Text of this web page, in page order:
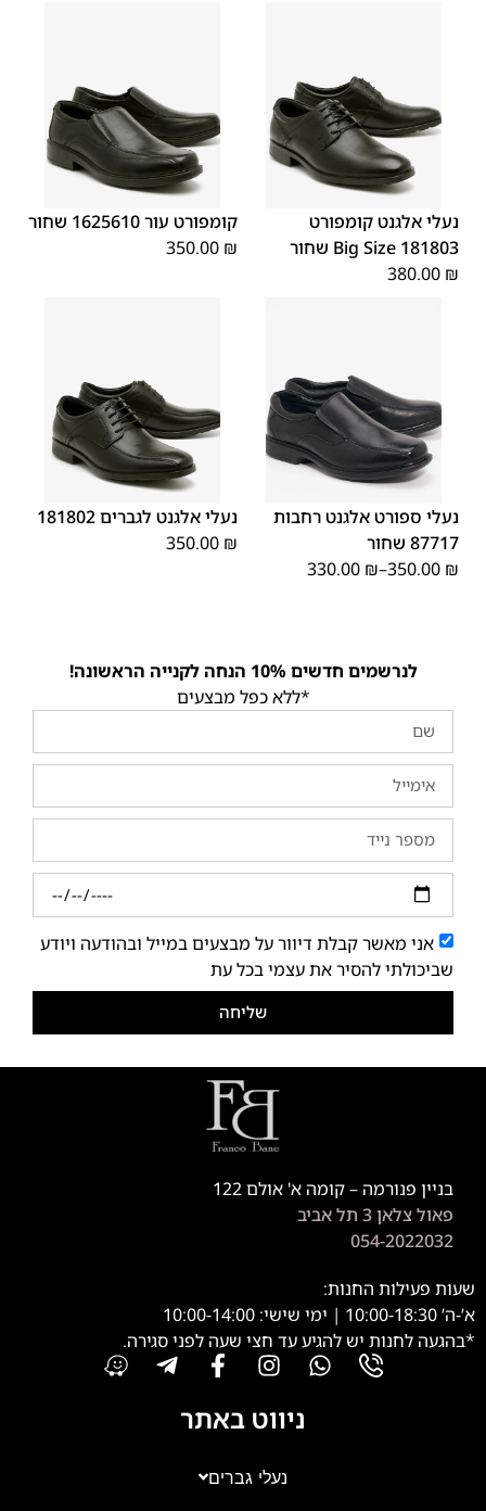
נעלי אלגנט קומפורט
181803 Big Size שחור
380.00 ₪
40
41
42
43
44
קומפורט עור 1625610 שחור
350.00 ₪
40
41
42
43
נעלי ספורט אלגנט רחבות
87717 שחור
330.00 ₪–350.00 ₪
40
41
42
43
44
נעלי אלגנט לגברים 181802
350.00 ₪
לנרשמים חדשים 10% הנחה לקנייה הראשונה!
*ללא כפל מבצעים
אני מאשר קבלת דיוור על מבצעים במייל ובהודעה ויודע
שביכולתי להסיר את עצמי בכל עת
שליחה
בניין פנורמה – קומה א' אולם 122
פאול צלאן 3 תל אביב
054-2022032
שעות פעילות החנות:
א’-ה’ 10:00-18:30 | ימי שישי: 10:00-14:00
*בהגעה לחנות יש להגיע עד חצי שעה לפני סגירה.
ניווט באתר
נעלי גברים